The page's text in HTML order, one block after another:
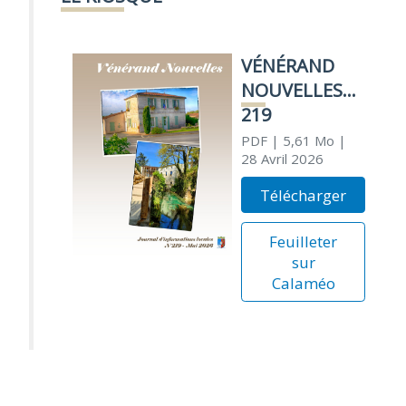
VÉNÉRAND
NOUVELLES
219
PDF| 5,61 Mo |
28 Avril 2026
Télécharger
Feuilleter
sur
Calaméo